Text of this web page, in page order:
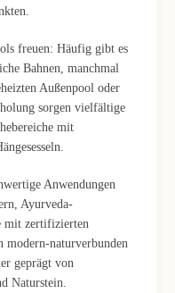
freuen: Häufig gibt es
Bahnen, manchmal
Außenpool oder
sorgen vielfältige
mit
Anwendungen
Ayurveda-
mit zertifizierten
modern-naturverbunden
geprägt von
Naturstein.